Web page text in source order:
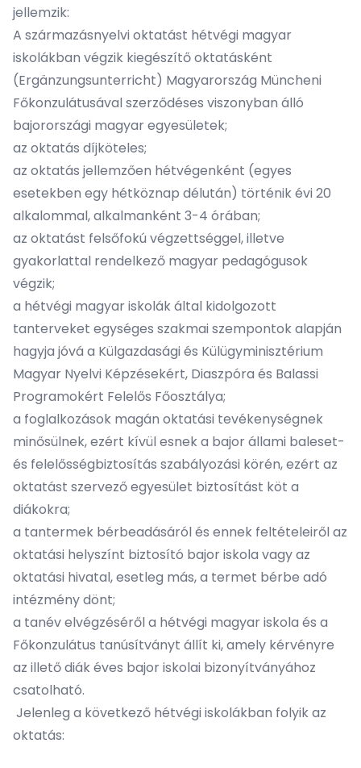
jellemzik:
A származásnyelvi oktatást hétvégi magyar
iskolákban végzik kiegészítő oktatásként
(Ergänzungsunterricht) Magyarország Müncheni
Főkonzulátusával szerződéses viszonyban álló
bajorországi magyar egyesületek;
az oktatás díjköteles;
az oktatás jellemzően hétvégenként (egyes
esetekben egy hétköznap délután) történik évi 20
alkalommal, alkalmanként 3-4 órában;
az oktatást felsőfokú végzettséggel, illetve
gyakorlattal rendelkező magyar pedagógusok
végzik;
a hétvégi magyar iskolák által kidolgozott
tanterveket egységes szakmai szempontok alapján
hagyja jóvá a Külgazdasági és Külügyminisztérium
Magyar Nyelvi Képzésekért, Diaszpóra és Balassi
Programokért Felelős Főosztálya;
a foglalkozások magán oktatási tevékenységnek
minősülnek, ezért kívül esnek a bajor állami baleset-
és felelősségbiztosítás szabályozási körén, ezért az
oktatást szervező egyesület biztosítást köt a
diákokra;
a tantermek bérbeadásáról és ennek feltételeiről az
oktatási helyszínt biztosító bajor iskola vagy az
oktatási hivatal, esetleg más, a termet bérbe adó
intézmény dönt;
a tanév elvégzéséről a hétvégi magyar iskola és a
Főkonzulátus tanúsítványt állít ki, amely kérvényre
az illető diák éves bajor iskolai bizonyítványához
csatolható.
Jelenleg a következő hétvégi iskolákban folyik az
oktatás: